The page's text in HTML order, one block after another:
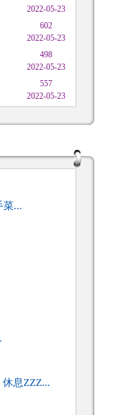
2022-05-23
602
2022-05-23
498
2022-05-23
557
2022-05-23
菜...
息ZZZ...